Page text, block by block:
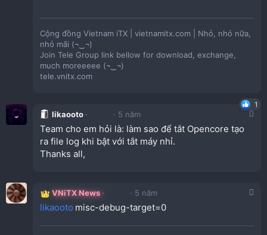
Cộng đồng Vietnam iTX | vietnamitx.com | Nhỏ, nhỏ nữa,
nhỏ mãi (¬‿¬)
Join Tele Group link bellow for download, exchange,
much moreeeee (¬‿¬)
tele.vnitx.com
1
likaooto 5 năm
Team cho em hỏi là: làm sao để tắt Opencore tạo
ra file log khi bật với tắt máy nhỉ.
Thanks all,
VNiTX News 5 năm
likaooto misc-debug-target=0